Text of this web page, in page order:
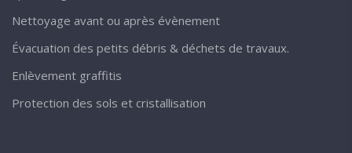
Nettoyage avant ou après évènement
Évacuation des petits débris & déchets de travaux.
Enlèvement graffitis
Protection des sols et cristallisation